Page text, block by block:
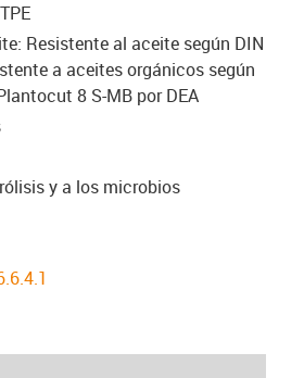
Resistente al aceite según DIN
a aceites orgánicos según
8 S-MB por DEA
y a los microbios